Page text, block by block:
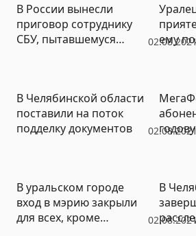
В России вынесли
приговор сотруднику
СБУ, пытавшемуся
ему
В Челябинской области
поставили на поток
подделку документов
В уральском городе
вход в мэрию закрыли
для всех, кроме
В